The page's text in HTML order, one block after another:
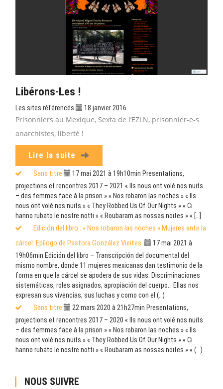
Libérons-Les !
Les sites référencés 18 janvier 2016
Prisonniers au Mexique, Sexta de l’EZLN, prisonnier-e-s
anarchistes, liberté !
Lire la suite
Sans titre 17 mai 2021 à 19h10min Presentations,
projections et rencontres 2017 – 2021 « Ils nous ont volé nos nuits
– des femmes face à la prison » « Nos robaron las noches » « Ils
nous ont volé nos nuits » « They Robbed Us Of Our Nights » « Ci
hanno rubato le nostre notti » « Roubaram as nossas noites » « […]
Edición del libro : « Nos robaron las noches » Mujeres ante la
cárcel. Epílogo de Pastora González Vieites.
17 mai 2021 à
19h06min Edición del libro – Transcripción del documental del
mismo nombre, donde 11 mujeres mexicanas dan testimonio de la
forma en que la cárcel se apodera de sus vidas: Discriminaciones
sistemáticas, roles asignados, apropiación del cuerpo… Ellas nos
expresan sus vivencias, sus luchas y como con el (…)
Sans titre 22 mars 2020 à 21h27min Presentations,
projections et rencontres 2017 – 2020 « Ils nous ont volé nos nuits
– des femmes face à la prison » « Nos robaron las noches » « Ils
nous ont volé nos nuits » « They Robbed Us Of Our Nights » « Ci
hanno rubato le nostre notti » « Roubaram as nossas noites » « (...)
NOUS SUIVRE